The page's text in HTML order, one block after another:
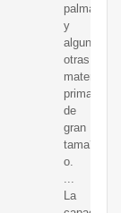
palma
y
algunas
otras
materias
primas
de
gran
tama?
o.
La